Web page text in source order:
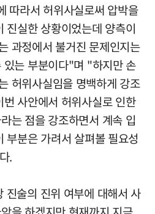
따라서 허위사실로써 압박을
진실한 상황이었는데 양측이
과정에서 불거진 문제인지는
있는 부분이다"며 "하지만 손
허위사실임을 명백하게 강조
사안에서 허위사실로 인한
는 점을 강조하면서 계속 입
부분은 가려서 살펴볼 필요성
.
진술의 진위 여부에 대해서 사